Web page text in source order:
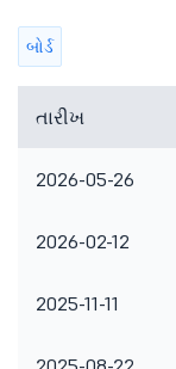
બોર્ડ
તારીખ
2026-05-26
2026-02-12
2025-11-11